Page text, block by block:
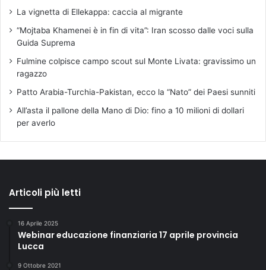
La vignetta di Ellekappa: caccia al migrante
“Mojtaba Khamenei è in fin di vita”: Iran scosso dalle voci sulla
Guida Suprema
Fulmine colpisce campo scout sul Monte Livata: gravissimo un
ragazzo
Patto Arabia-Turchia-Pakistan, ecco la “Nato” dei Paesi sunniti
All’asta il pallone della Mano di Dio: fino a 10 milioni di dollari
per averlo
Articoli più letti
16 Aprile 2025
Webinar educazione finanziaria 17 aprile provincia
Lucca
9 Ottobre 2021